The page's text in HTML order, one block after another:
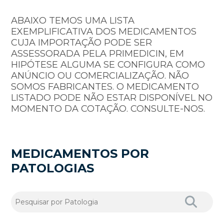
ABAIXO TEMOS UMA LISTA
EXEMPLIFICATIVA DOS MEDICAMENTOS
CUJA IMPORTAÇÃO PODE SER
ASSESSORADA PELA PRIMEDICIN, EM
HIPÓTESE ALGUMA SE CONFIGURA COMO
ANÚNCIO OU COMERCIALIZAÇÃO. NÃO
SOMOS FABRICANTES. O MEDICAMENTO
LISTADO PODE NÃO ESTAR DISPONÍVEL NO
MOMENTO DA COTAÇÃO. CONSULTE-NOS.
MEDICAMENTOS POR
PATOLOGIAS